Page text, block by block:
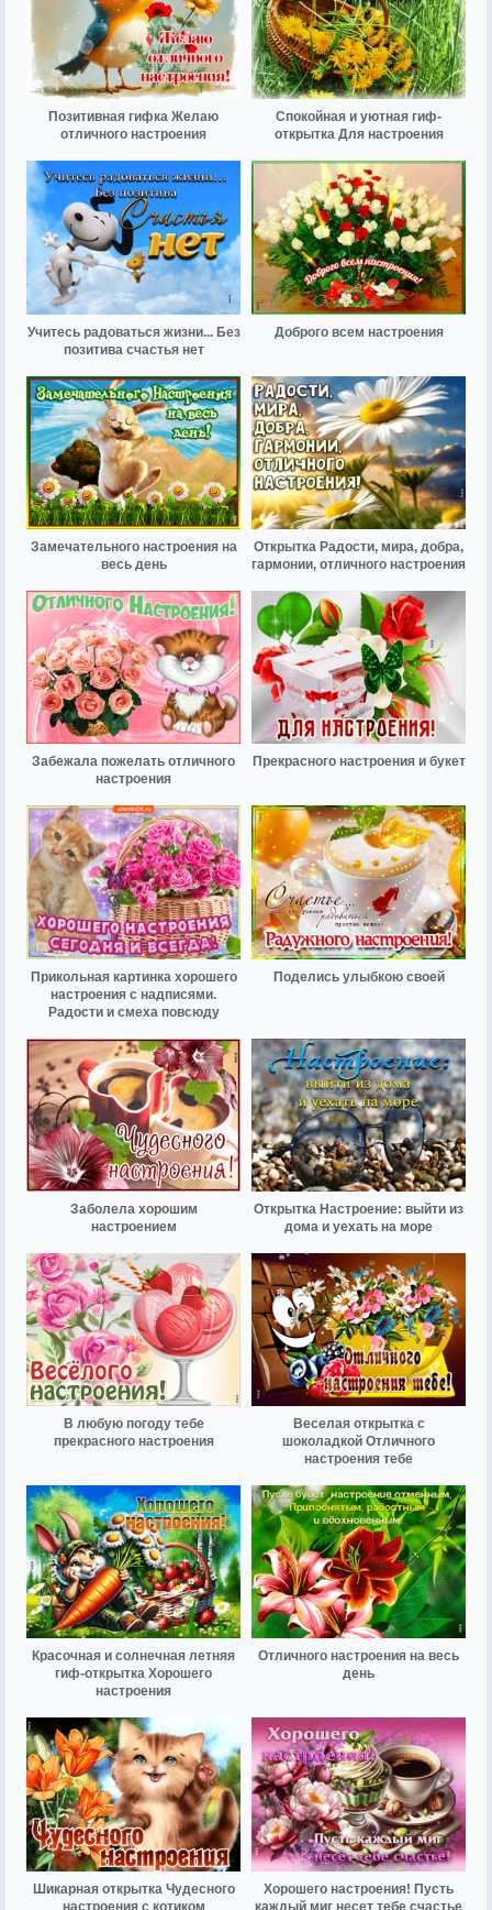
Позитивная гифка Желаю
отличного настроения
Спокойная и уютная гиф-
открытка Для настроения
Учитесь радоваться жизни... Без
позитива счастья нет
Доброго всем настроения
Замечательного настроения на
весь день
Открытка Радости, мира, добра,
гармонии, отличного настроения
Забежала пожелать отличного
настроения
Прекрасного настроения и букет
Прикольная картинка хорошего
настроения с надписями.
Радости и смеха повсюду
Поделись улыбкою своей
Заболела хорошим
настроением
Открытка Настроение: выйти из
дома и уехать на море
В любую погоду тебе
прекрасного настроения
Веселая открытка с
шоколадкой Отличного
настроения тебе
Красочная и солнечная летняя
гиф-открытка Хорошего
настроения
Отличного настроения на весь
день
Шикарная открытка Чудесного
настроения с котиком
Хорошего настроения! Пусть
каждый миг несет тебе счастье